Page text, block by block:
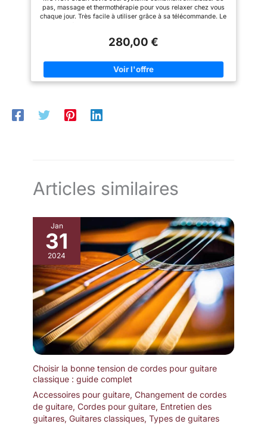
équipement
marchant. Télécommande. Portable.
pas, massage et thermothérapie pour vous relaxer chez vous
chaque jour. Très facile à utiliser grâce à sa télécommande. Le
jambes, genoux, chevilles et pieds, favorisant la circulation et
des jambes… MASSAGE + THERMOTHÉRAPIE : détendez vos
muscles après un effort physique ou une journée fatigante. La
combinaison du massage et de la thermothérapie aide à
MOTION CISER : réglage de vitesse de 1 à 10. Adaptez-le à
votre rythme ! TECHNOLOGIE + SANTÉ : MOTION CISER a été
280,00 €
Articles similaires
Jan
31
2024
Choisir la bonne tension de cordes pour guitare
classique : guide complet
Accessoires pour guitare, Changement de cordes
de guitare, Cordes pour guitare, Entretien des
guitares, Guitares classiques, Types de guitares